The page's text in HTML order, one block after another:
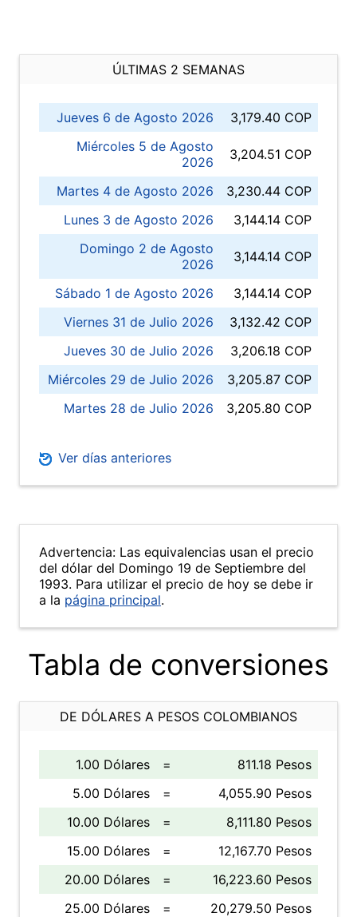
ÚLTIMAS 2 SEMANAS
Jueves 6 de Agosto 2026
3,179.40 COP
Miércoles 5 de Agosto
2026
3,204.51 COP
Martes 4 de Agosto 2026
3,230.44 COP
Lunes 3 de Agosto 2026
3,144.14 COP
Domingo 2 de Agosto
2026
3,144.14 COP
Sábado 1 de Agosto 2026
3,144.14 COP
Viernes 31 de Julio 2026
3,132.42 COP
Jueves 30 de Julio 2026
3,206.18 COP
Miércoles 29 de Julio 2026
3,205.87 COP
Martes 28 de Julio 2026
3,205.80 COP
Ver días anteriores
Advertencia: Las equivalencias usan el precio
del dólar del Domingo 19 de Septiembre del
1993. Para utilizar el precio de hoy se debe ir
a la página principal.
Tabla de conversiones
DE DÓLARES A PESOS COLOMBIANOS
1.00 Dólares =
811.18 Pesos
5.00 Dólares
=
4,055.90 Pesos
10.00 Dólares
=
8,111.80 Pesos
15.00 Dólares
=
12,167.70 Pesos
20.00 Dólares
=
16,223.60 Pesos
25.00 Dólares
=
20,279.50 Pesos